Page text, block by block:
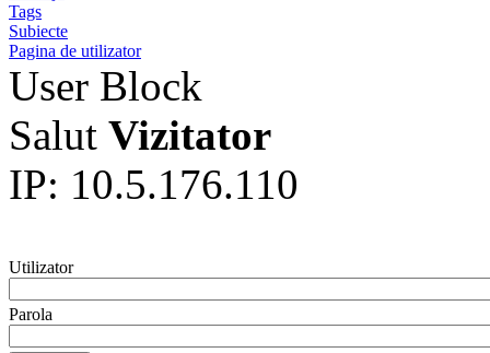
Tags
Subiecte
Pagina de utilizator
User Block
Salut Vizitator
IP: 10.5.176.110
Utilizator
Parola